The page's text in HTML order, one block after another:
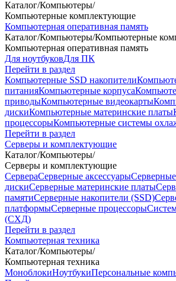
Каталог/Компьютеры/
Компьютерные комплектующие
Компьютерная оперативная память
Каталог/Компьютеры/Компьютерные
Компьютерная оперативная память
Для ноутбуковДля ПК
Перейти в раздел
Компьютерные SSD накопители
питанияКомпьютерные корпуса
приводыКомпьютерные видеокарты
дискиКомпьютерные материнские платы
процессорыКомпьютерные системы
Перейти в раздел
Серверы и комплектующие
Каталог/Компьютеры/
Серверы и комплектующие
СервераСерверные аксессуары
дискиСерверные материнские платы
памятиСерверные накопители (SSD)
платформыСерверные процессоры
(СХД)
Перейти в раздел
Компьютерная техника
Каталог/Компьютеры/
Компьютерная техника
МоноблокиНоутбукиПерсональные